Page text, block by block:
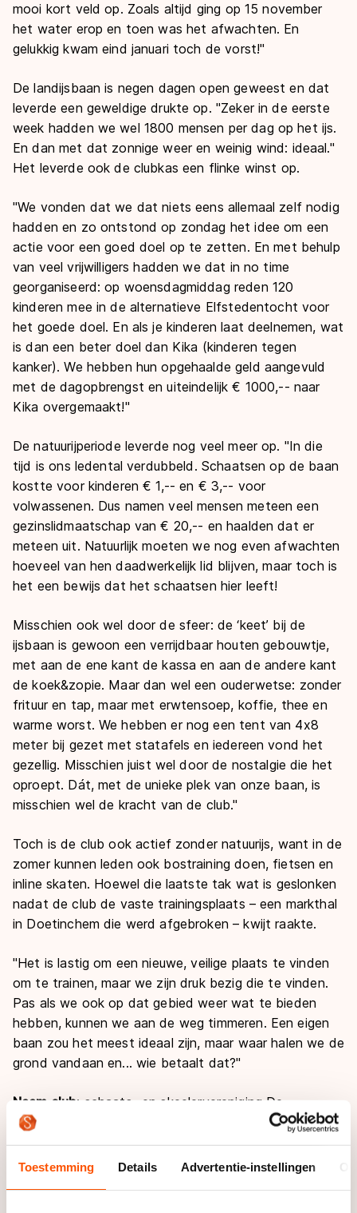
Toestemming Details Advertentie-instellingen
Winacties
Olympische uitslagen
Van Jong tot Goud verhalen
mooi kort veld op. Zoals altijd ging op 15 november
het water erop en toen was het afwachten. En
gelukkig kwam eind januari toch de vorst!"
De landijsbaan is negen dagen open geweest en dat
leverde een geweldige drukte op. "Zeker in de eerste
week hadden we wel 1800 mensen per dag op het ijs.
En dan met dat zonnige weer en weinig wind: ideaal."
Het leverde ook de clubkas een flinke winst op.
"We vonden dat we dat niets eens allemaal zelf nodig
hadden en zo ontstond op zondag het idee om een
actie voor een goed doel op te zetten. En met behulp
van veel vrijwilligers hadden we dat in no time
georganiseerd: op woensdagmiddag reden 120
kinderen mee in de alternatieve Elfstedentocht voor
het goede doel. En als je kinderen laat deelnemen, wat
is dan een beter doel dan Kika (kinderen tegen
kanker). We hebben hun opgehaalde geld aangevuld
met de dagopbrengst en uiteindelijk € 1000,-- naar
Kika overgemaakt!"
De natuurijperiode leverde nog veel meer op. "In die
tijd is ons ledental verdubbeld. Schaatsen op de baan
kostte voor kinderen € 1,-- en € 3,-- voor
volwassenen. Dus namen veel mensen meteen een
gezinslidmaatschap van € 20,-- en haalden dat er
meteen uit. Natuurlijk moeten we nog even afwachten
hoeveel van hen daadwerkelijk lid blijven, maar toch is
het een bewijs dat het schaatsen hier leeft!
Misschien ook wel door de sfeer: de ‘keet’ bij de
ijsbaan is gewoon een verrijdbaar houten gebouwtje,
met aan de ene kant de kassa en aan de andere kant
de koek&zopie. Maar dan wel een ouderwetse: zonder
frituur en tap, maar met erwtensoep, koffie, thee en
warme worst. We hebben er nog een tent van 4x8
meter bij gezet met statafels en iedereen vond het
gezellig. Misschien juist wel door de nostalgie die het
oproept. Dát, met de unieke plek van onze baan, is
misschien wel de kracht van de club."
Toch is de club ook actief zonder natuurijs, want in de
zomer kunnen leden ook bostraining doen, fietsen en
inline skaten. Hoewel die laatste tak wat is geslonken
nadat de club de vaste trainingsplaats – een markthal
in Doetinchem die werd afgebroken – kwijt raakte.
"Het is lastig om een nieuwe, veilige plaats te vinden
om te trainen, maar we zijn druk bezig die te vinden.
Pas als we ook op dat gebied weer wat te bieden
hebben, kunnen we aan de weg timmeren. Een eigen
baan zou het meest ideaal zijn, maar waar halen we de
grond vandaan en... wie betaalt dat?"
Naam club: schaats- en skeelervereniging De
Hessenrijders
Gevestigd in: Laag-Keppel (Gelderland)
Bestaat sinds
: 1968